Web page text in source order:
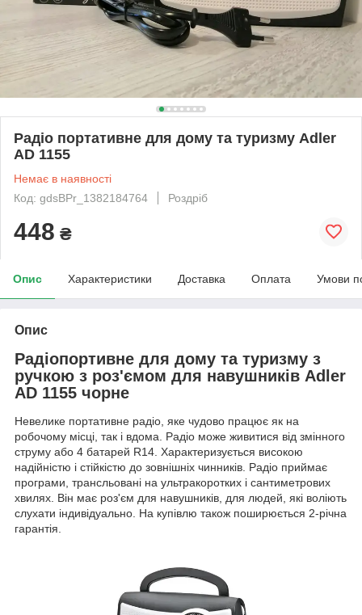
Радіо портативне для дому та туризму Adler
AD 1155
Немає в наявності
Код: gdsBPr_1382184764
Роздріб
448 ₴
Опис Характеристики Доставка Оплата Умови
Опис
Радіопортивне для дому та туризму з
ручкою з роз'ємом для навушників Adler
AD 1155 чорне
Невелике портативне радіо, яке чудово працює як на
робочому місці, так і вдома. Радіо може живитися від змінного
струму або 4 батарей R14. Характеризується високою
надійністю і стійкістю до зовнішніх чинників. Радіо приймає
програми, трансльовані на ультракоротких і сантиметрових
хвилях. Він має роз'єм для навушників, для людей, які воліють
слухати індивідуально. На купівлю також поширюється 2-річна
гарантія.